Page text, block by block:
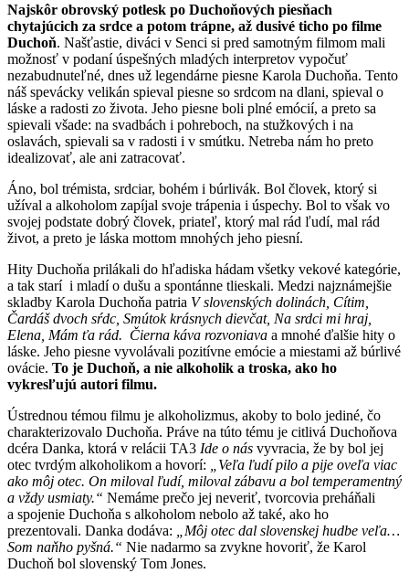
Najskôr obrovský potlesk po Duchoňových piesňach
chytajúcich za srdce a potom trápne, až dusivé ticho po filme
Duchoň. Našťastie, diváci v Senci si pred samotným filmom mali
možnosť v podaní úspešných mladých interpretov vypočuť
nezabudnuteľné, dnes už legendárne piesne Karola Duchoňa. Tento
náš spevácky velikán spieval piesne so srdcom na dlani, spieval o
láske a radosti zo života. Jeho piesne boli plné emócií, a preto sa
spievali všade: na svadbách i pohreboch, na stužkových i na
oslavách, spievali sa v radosti i v smútku. Netreba nám ho preto
idealizovať, ale ani zatracovať.
Áno, bol trémista, srdciar, bohém i búrlivák. Bol človek, ktorý si
užíval a alkoholom zapíjal svoje trápenia i úspechy. Bol to však vo
svojej podstate dobrý človek, priateľ, ktorý mal rád ľudí, mal rád
život, a preto je láska mottom mnohých jeho piesní.
Hity Duchoňa prilákali do hľadiska hádam všetky vekové kategórie,
a tak starí i mladí o dušu a spontánne tlieskali. Medzi najznámejšie
skladby Karola Duchoňa patria V slovenských dolinách, Cítim,
Čardáš dvoch sŕdc, Smútok krásnych dievčat, Na srdci mi hraj,
Elena, Mám ťa rád. Čierna káva rozvoniava a mnohé ďalšie hity o
láske. Jeho piesne vyvolávali pozitívne emócie a miestami až búrlivé
ovácie. To je Duchoň, a nie alkoholik a troska, ako ho
vykresľujú autori filmu.
Ústrednou témou filmu je alkoholizmus, akoby to bolo jediné, čo
charakterizovalo Duchoňa. Práve na túto tému je citlivá Duchoňova
dcéra Danka, ktorá v relácii TA3 Ide o nás vyvracia, že by bol jej
otec tvrdým alkoholikom a hovorí:
„Veľa ľudí pilo a pije oveľa viac
ako môj otec. On miloval ľudí, miloval zábavu a bol temperamentný
a vždy usmiaty.“ Nemáme prečo jej neveriť, tvorcovia preháňali
a spojenie Duchoňa s alkoholom nebolo až také, ako ho
prezentovali. Danka dodáva:
„Môj otec dal slovenskej hudbe veľa…
Som naňho pyšná.“ Nie nadarmo sa zvykne hovoriť, že Karol
Duchoň bol slovenský Tom Jones.